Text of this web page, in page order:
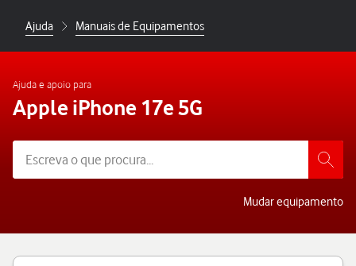
Ajuda Manuais de Equipamentos
Ajuda e apoio para
Apple iPhone 17e 5G
Mudar equipamento